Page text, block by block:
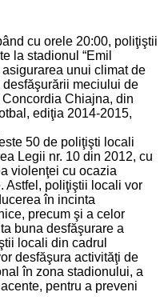
cu orele 20:00, poliţiştii
la stadionul “Emil
unui climat de
meciului de
Chiajna, din
ediţia 2014-2015,
50 de poliţişti locali
Legii nr. 10 din 2012, cu
violenţei cu ocazia
Astfel, poliţiştii locali vor
în incinta
precum şi a celor
buna desfăşurare a
locali din cadrul
desfăşura activităţi de
în zona stadionului, a
pentru a preveni